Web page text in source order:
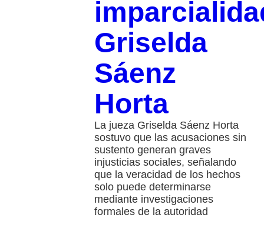
Griselda
Sáenz
Horta
La jueza Griselda Sáenz Horta
sostuvo que las acusaciones sin
sustento generan graves
injusticias sociales, señalando
que la veracidad de los hechos
solo puede determinarse
mediante investigaciones
formales de la autoridad